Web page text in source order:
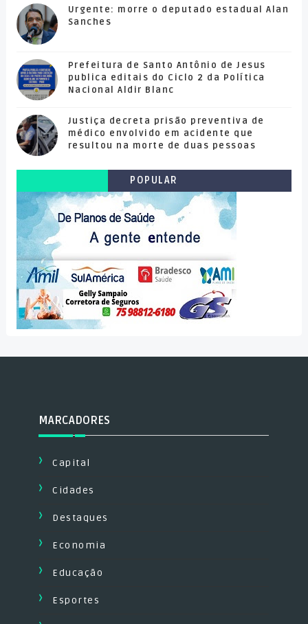
Urgente: morre o deputado estadual Alan
Sanches
Prefeitura de Santo Antônio de Jesus
publica editais do Ciclo 2 da Política
Nacional Aldir Blanc
Justiça decreta prisão preventiva de
médico envolvido em acidente que
resultou na morte de duas pessoas
POPULAR
MARCADORES
Capital
Cidades
Destaques
Economia
Educação
Esportes